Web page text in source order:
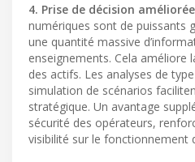
4. Prise de décision améliorée
numériques sont de puissants
une quantité massive
enseignements. Cela améliore
des actifs. Les analyses de
simulation de scénarios
stratégique. Un avantage
sécurité des opérateurs,
visibilité sur le fonctionnement